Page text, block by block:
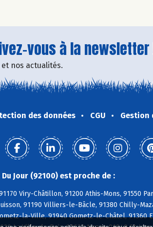
vous à la newsletter
nos actualités.
des données CGU Gestion
Jour (92100) est proche de :
Viry-Châtillon, 91200 Athis-Mons, 91550
91190 Villiers-le-Bâcle, 91380 Chilly-
la-Ville, 91940 Gometz-le-Châtel,